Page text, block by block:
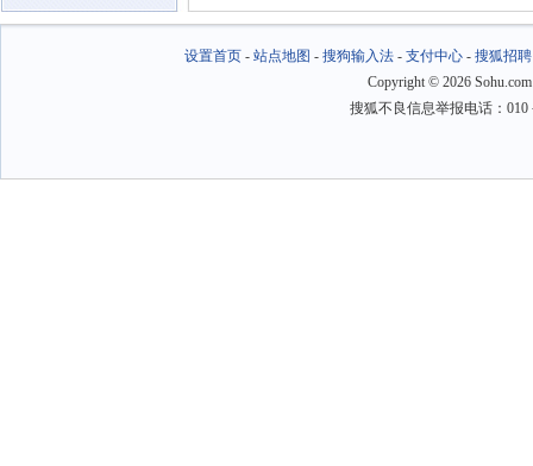
设置首页- 站点地图 - 搜狗输入法- 支付中心- 搜狐招聘
Copyright © 2026
搜狐不良信息举报电话：010